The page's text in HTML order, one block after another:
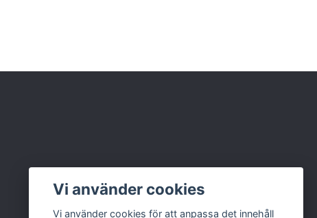
Vi använder cookies
Vi använder cookies för att anpassa det innehåll